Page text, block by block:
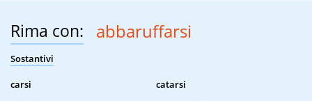
Rima con: abbaruffarsi
Sostantivi
carsi
catarsi